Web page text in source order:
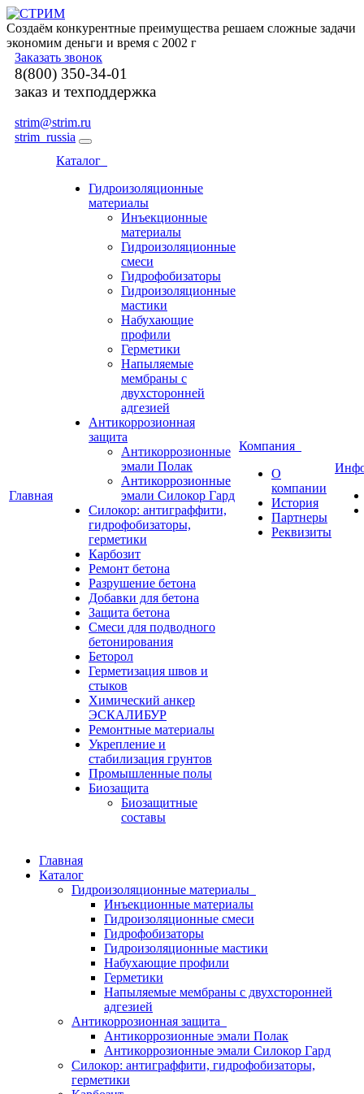
Создаём конкурентные преимущества решаем сложные задачи
экономим деньги и время с 2002 г
Заказать звонок
8(800) 350-34-01
заказ и техподдержка
strim@strim.ru
strim_russia
Главная
Каталог
Гидроизоляционные
материалы
Инъекционные
материалы
Гидроизоляционные
смеси
Гидрофобизаторы
Гидроизоляционные
мастики
Набухающие
профили
Герметики
Напыляемые
мембраны с
двухсторонней
адгезией
Антикоррозионная
защита
Антикоррозионные
эмали Полак
Антикоррозионные
эмали Силокор Гард
Силокор: антиграффити,
гидрофобизаторы,
герметики
Карбозит
Ремонт бетона
Разрушение бетона
Добавки для бетона
Защита бетона
Смеси для подводного
бетонирования
Беторол
Герметизация швов и
стыков
Химический анкер
ЭСКАЛИБУР
Ремонтные материалы
Укрепление и
стабилизация грунтов
Промышленные полы
Биозащита
Биозащитные
составы
Компания
О
компании
История
Партнеры
Реквизиты
Главная
Каталог
Гидроизоляционные материалы
Инъекционные материалы
Гидроизоляционные смеси
Гидрофобизаторы
Гидроизоляционные мастики
Набухающие профили
Герметики
Напыляемые мембраны с двухсторонней
адгезией
Антикоррозионная защита
Антикоррозионные эмали Полак
Антикоррозионные эмали Силокор Гард
Силокор: антиграффити, гидрофобизаторы,
герметики